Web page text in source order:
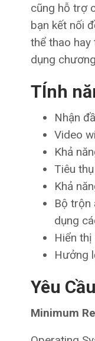
cũng hỗ trợ
bạn kết nối
thể thao hay
dụng
TÍnh
Nhận
Video
Khả
Tiêu
Khả
Bộ trộn
dụng
Hiển
Hưởng
Yêu
Minimum